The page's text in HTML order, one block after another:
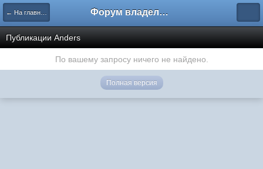
← На главную Форум владельцев интернет-магазинов
Публикации Anders
По вашему запросу ничего не найдено.
Полная версия